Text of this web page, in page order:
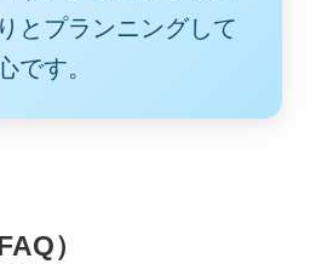
とプランニングして
です。
）